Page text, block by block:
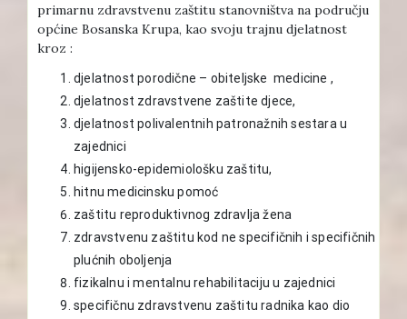
primarnu zdravstvenu zaštitu stanovništva na području
općine Bosanska Krupa, kao svoju trajnu djelatnost
kroz :
djelatnost porodične – obiteljske medicine ,
djelatnost zdravstvene zaštite djece,
djelatnost polivalentnih patronažnih sestara u
zajednici
higijensko-epidemiološku zaštitu,
hitnu medicinsku pomoć
zaštitu reproduktivnog zdravlja žena
zdravstvenu zaštitu kod ne specifičnih i specifičnih
plućnih oboljenja
fizikalnu i mentalnu rehabilitaciju u zajednici
specifičnu zdravstvenu zaštitu radnika kao dio